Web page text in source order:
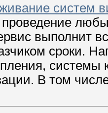
систем
выполнит
сроки.
системы
В том